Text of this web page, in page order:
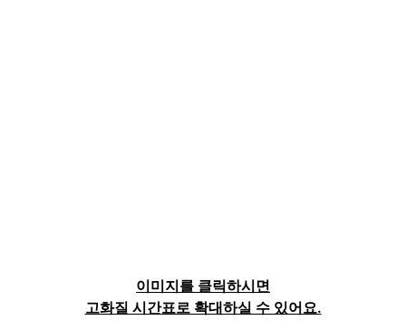
이미지를 클릭하시면
고화질 시간표로 확대하실 수 있어요.